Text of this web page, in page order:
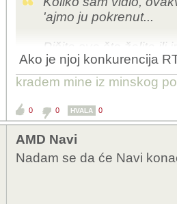
'ajmo ju pokrenut...
Pišite sve što želite ili
Prema tvrdnjama
Navi generaciju
2019. godine...
Mene zanima, koje je
kod nas za primjerice
Ako je njoj konkurencija
kradem mine iz minskog
0 0 HVALA 0
AMD Navi
Nadam se da će Navi